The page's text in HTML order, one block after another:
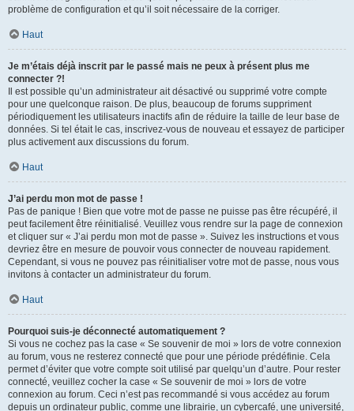
problème de configuration et qu’il soit nécessaire de la corriger.
Haut
Je m’étais déjà inscrit par le passé mais ne peux à présent plus me
connecter ?!
Il est possible qu’un administrateur ait désactivé ou supprimé votre compte
pour une quelconque raison. De plus, beaucoup de forums suppriment
périodiquement les utilisateurs inactifs afin de réduire la taille de leur base de
données. Si tel était le cas, inscrivez-vous de nouveau et essayez de participer
plus activement aux discussions du forum.
Haut
J’ai perdu mon mot de passe !
Pas de panique ! Bien que votre mot de passe ne puisse pas être récupéré, il
peut facilement être réinitialisé. Veuillez vous rendre sur la page de connexion
et cliquer sur « J’ai perdu mon mot de passe ». Suivez les instructions et vous
devriez être en mesure de pouvoir vous connecter de nouveau rapidement.
Cependant, si vous ne pouvez pas réinitialiser votre mot de passe, nous vous
invitons à contacter un administrateur du forum.
Haut
Pourquoi suis-je déconnecté automatiquement ?
Si vous ne cochez pas la case « Se souvenir de moi » lors de votre connexion
au forum, vous ne resterez connecté que pour une période prédéfinie. Cela
permet d’éviter que votre compte soit utilisé par quelqu’un d’autre. Pour rester
connecté, veuillez cocher la case « Se souvenir de moi » lors de votre
connexion au forum. Ceci n’est pas recommandé si vous accédez au forum
depuis un ordinateur public, comme une librairie, un cybercafé, une université,